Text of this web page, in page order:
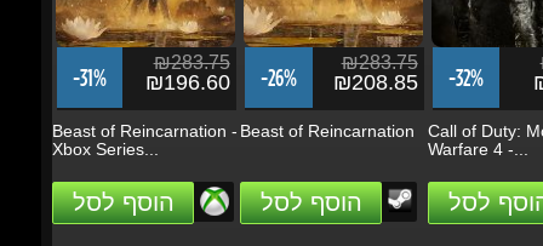
Beast of Reincarnation -
Xbox Series...
הוסף לסל
Beast of Reincarnation
הוסף לסל
Call of Duty:
Warfare 4 -...
הוסף לסל